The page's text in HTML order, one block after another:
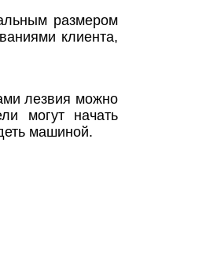
размером
клиента,
лезвия можно
могут начать
машиной.